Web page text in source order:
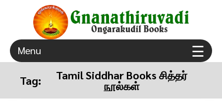
Gnanathiruvadi Ongarakudil Books – Tamil Spiritual
ongarakudil sri agathiar sanmarga sangam thuraiyur
Menu ☰
Tag: Tamil Siddhar Books சித்தர்
நூல்கள்